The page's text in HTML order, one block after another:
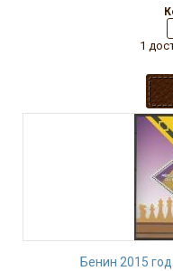
1
Бенин 2015